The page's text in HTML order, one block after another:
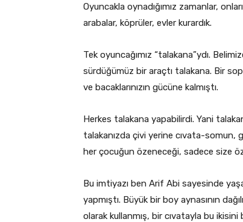
Oyuncakla oynadığımız zamanlar,
arabalar, köprüler, evler kurardık.
Tek oyuncağımız “talakana”ydı.
sürdüğümüz bir araçtı talakana. Bir
ve bacaklarınızın gücüne kalmıştı.
Herkes talakana yapabilirdi. Yani
talakanızda çivi yerine cıvata-somun,
her çocuğun özeneceği, sadece size
Bu imtiyazı ben Arif Abi sayesinde
yapmıştı. Büyük bir boy aynasının
olarak kullanmış, bir cıvatayla bu